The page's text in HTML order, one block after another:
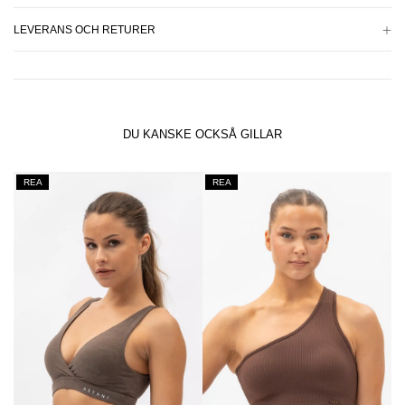
LEVERANS OCH RETURER
DU KANSKE OCKSÅ GILLAR
REA REA